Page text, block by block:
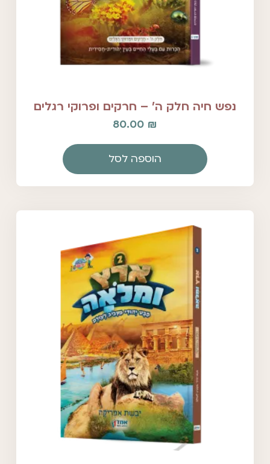
נפש חיה חלק ה' – חרקים ופרוקי רגלים
80.00 ₪
הוספה לסל